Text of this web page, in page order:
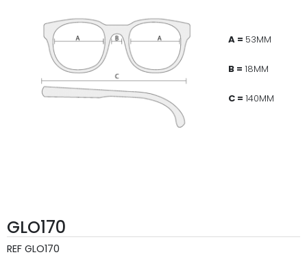
A = 53MM
B = 18MM
C = 140MM
GLO170
REF GLO170